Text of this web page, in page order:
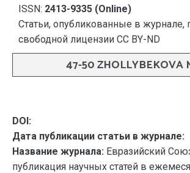
ISSN: 2413-9335 (Online)
Статьи, опубликованные в журнале,
свободной лицензии CC BY-ND
47-50 ZHOLLYBEKOVA
DOI:
Дата публикации статьи в журнале:
Название журнала: Евразийский
публикация научных статей в